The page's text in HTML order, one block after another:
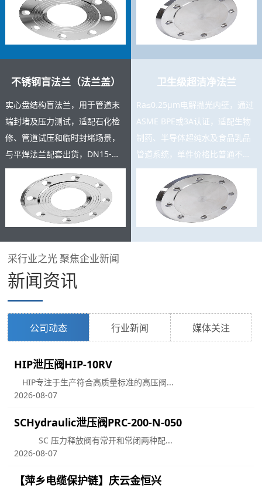
充足，支持按图定制。 测报告。
不锈钢盲法兰（法兰盖）
实心盘结构盲法兰，用于管道末
端封堵及压力测试，适配石化检
修、管道试压和临时封堵场景，
与平焊法兰配套出货，DN15-
DN600规格齐全，复购率高，可
与主产品同批交货。
卫生级超洁净法兰
Ra≤0.25μm电解抛光内壁，通过
ASME BPE或3A认证，适配生物
制药、半导体超纯水及食品乳品
管道系统，单件价格比普通不锈
钢法兰高3-8倍，是高附加值精密
采行业之光 聚焦企业新闻
新闻资讯
公司动态 行业新闻 媒体关注
HIP泄压阀HIP-10RV
HIP专注于生产符合高质量标准的高压阀...
2026-08-07
SCHydraulic泄压阀PRC-200-N-050
SC 压力释放阀有常开和常闭两种配...
2026-08-07
【萍乡电缆保护链】庆云金恒兴